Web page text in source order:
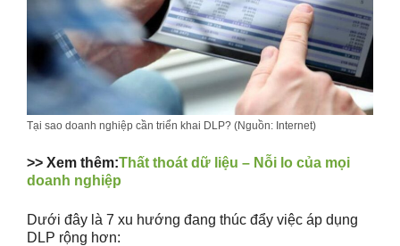
Tại sao doanh nghiệp cần triển khai DLP? (Nguồn: Internet)
>> Xem thêm:Thất thoát dữ liệu – Nỗi lo của mọi
doanh nghiệp
Dưới đây là 7 xu hướng đang thúc đẩy việc áp dụng
DLP rộng hơn: